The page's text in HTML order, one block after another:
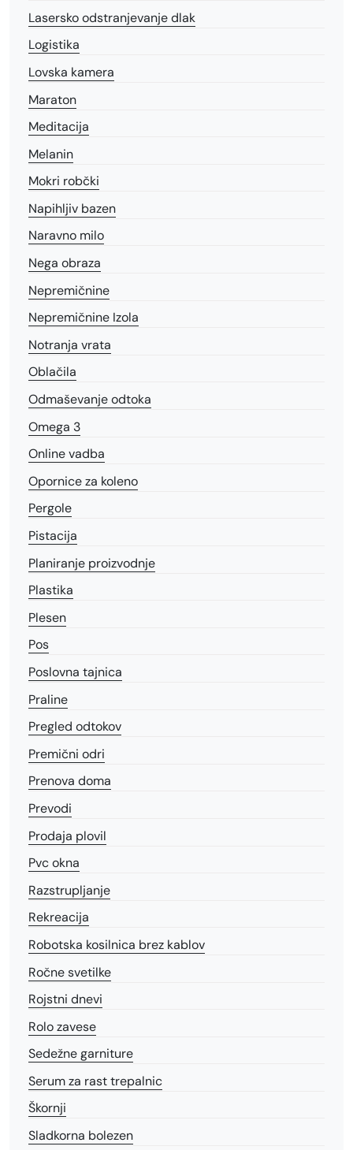
Lasersko odstranjevanje dlak
Logistika
Lovska kamera
Maraton
Meditacija
Melanin
Mokri robčki
Napihljiv bazen
Naravno milo
Nega obraza
Nepremičnine
Nepremičnine Izola
Notranja vrata
Oblačila
Odmaševanje odtoka
Omega 3
Online vadba
Opornice za koleno
Pergole
Pistacija
Planiranje proizvodnje
Plastika
Plesen
Pos
Poslovna tajnica
Praline
Pregled odtokov
Premični odri
Prenova doma
Prevodi
Prodaja plovil
Pvc okna
Razstrupljanje
Rekreacija
Robotska kosilnica brez kablov
Ročne svetilke
Rojstni dnevi
Rolo zavese
Sedežne garniture
Serum za rast trepalnic
Škornji
Sladkorna bolezen